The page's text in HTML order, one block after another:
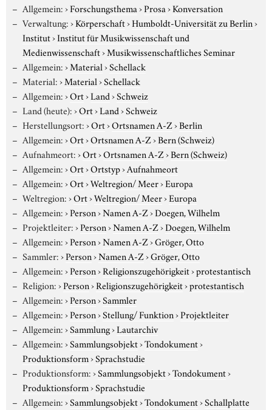
Allgemein:›Forschungsthema›Prosa›Konversation
Verwaltung:›Körperschaft›Humboldt-Universität zu Berlin›
Institut›Institut für Musikwissenschaft und
Medienwissenschaft›Musikwissenschaftliches Seminar
Allgemein:›Material›Schellack
Material:›Material›Schellack
Allgemein:›Ort›Land›Schweiz
Land (heute):›Ort›Land›Schweiz
Herstellungsort:›Ort›Ortsnamen A-Z›Berlin
Allgemein:›Ort›Ortsnamen A-Z›Bern (Schweiz)
Aufnahmeort:›Ort›Ortsnamen A-Z›Bern (Schweiz)
Allgemein:›Ort›Ortstyp›Aufnahmeort
Allgemein:›Ort›Weltregion/ Meer›Europa
Weltregion:›Ort›Weltregion/ Meer›Europa
Allgemein:›Person›Namen A-Z›Doegen, Wilhelm
Projektleiter:›Person›Namen A-Z›Doegen, Wilhelm
Allgemein:›Person›Namen A-Z›Gröger, Otto
Sammler:›Person›Namen A-Z›Gröger, Otto
Allgemein:›Person›Religionszugehörigkeit›protestantisch
Religion:›Person›Religionszugehörigkeit›protestantisch
Allgemein:›Person›Sammler
Allgemein:›Person›Stellung/ Funktion›Projektleiter
Allgemein:›Sammlung›Lautarchiv
Allgemein:›Sammlungsobjekt›Tondokument›
Produktionsform›Sprachstudie
Produktionsform:›Sammlungsobjekt›Tondokument›
Produktionsform›Sprachstudie
Allgemein:›Sammlungsobjekt›Tondokument›Schallplatte